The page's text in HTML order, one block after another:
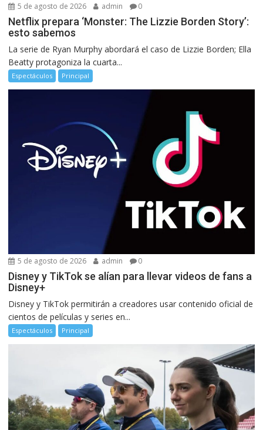
5 de agosto de 2026 admin 0
Netflix prepara ‘Monster: The Lizzie Borden Story’:
esto sabemos
La serie de Ryan Murphy abordará el caso de Lizzie Borden; Ella
Beatty protagoniza la cuarta...
Espectáculos Principal
5 de agosto de 2026 admin 0
Disney y TikTok se alían para llevar videos de fans a
Disney+
Disney y TikTok permitirán a creadores usar contenido oficial de
cientos de películas y series en...
Espectáculos Principal